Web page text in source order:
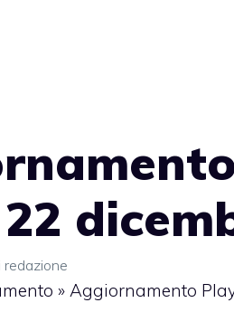
redazione
» Aggiornamento